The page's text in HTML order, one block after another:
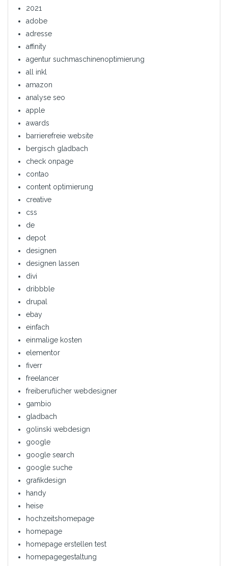
2021
adobe
adresse
affinity
agentur suchmaschinenoptimierung
all inkl
amazon
analyse seo
apple
awards
barrierefreie website
bergisch gladbach
check onpage
contao
content optimierung
creative
css
de
depot
designen
designen lassen
divi
dribbble
drupal
ebay
einfach
einmalige kosten
elementor
fiverr
freelancer
freiberuflicher webdesigner
gambio
gladbach
golinski webdesign
google
google search
google suche
grafikdesign
handy
heise
hochzeitshomepage
homepage
homepage erstellen test
homepagegestaltung